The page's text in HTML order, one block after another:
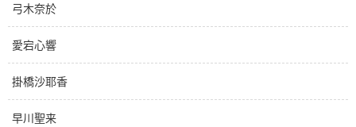
弓木奈於
愛宕心響
掛橋沙耶香
早川聖来